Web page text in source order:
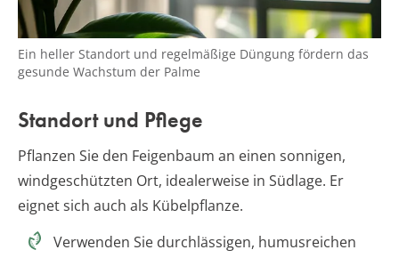
Ein heller Standort und regelmäßige Düngung fördern das
gesunde Wachstum der Palme
Standort und Pflege
Pflanzen Sie den Feigenbaum an einen sonnigen,
windgeschützten Ort, idealerweise in Südlage. Er
eignet sich auch als Kübelpflanze.
Verwenden Sie durchlässigen, humusreichen